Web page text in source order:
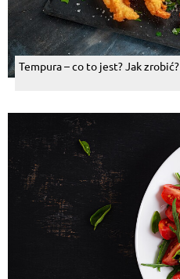
Tempura – co to jest? Jak zrobić?